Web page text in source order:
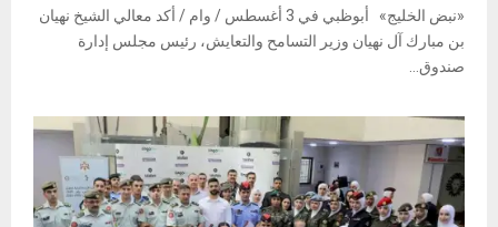
«نبض الخليج» أبوظبي في 3 أغسطس / وام / أكد معالي الشيخ نهيان
بن مبارك آل نهيان وزير التسامح والتعايش، رئيس مجلس إدارة
صندوق...